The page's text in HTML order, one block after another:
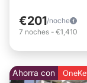
€201/noche
7 noches - €1,410
Ahorra con